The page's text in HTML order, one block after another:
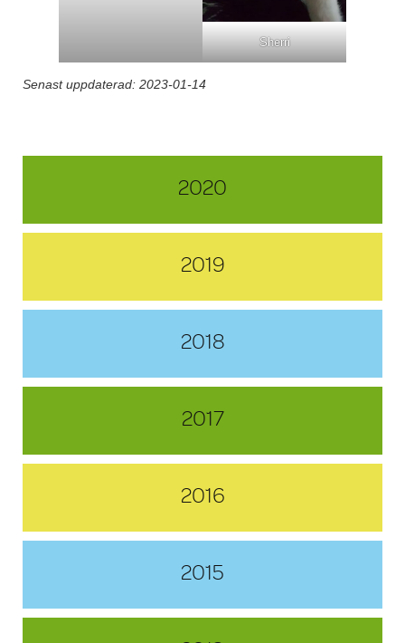
Sherri
Senast uppdaterad: 2023-01-14
2020
2019
2018
2017
2016
2015